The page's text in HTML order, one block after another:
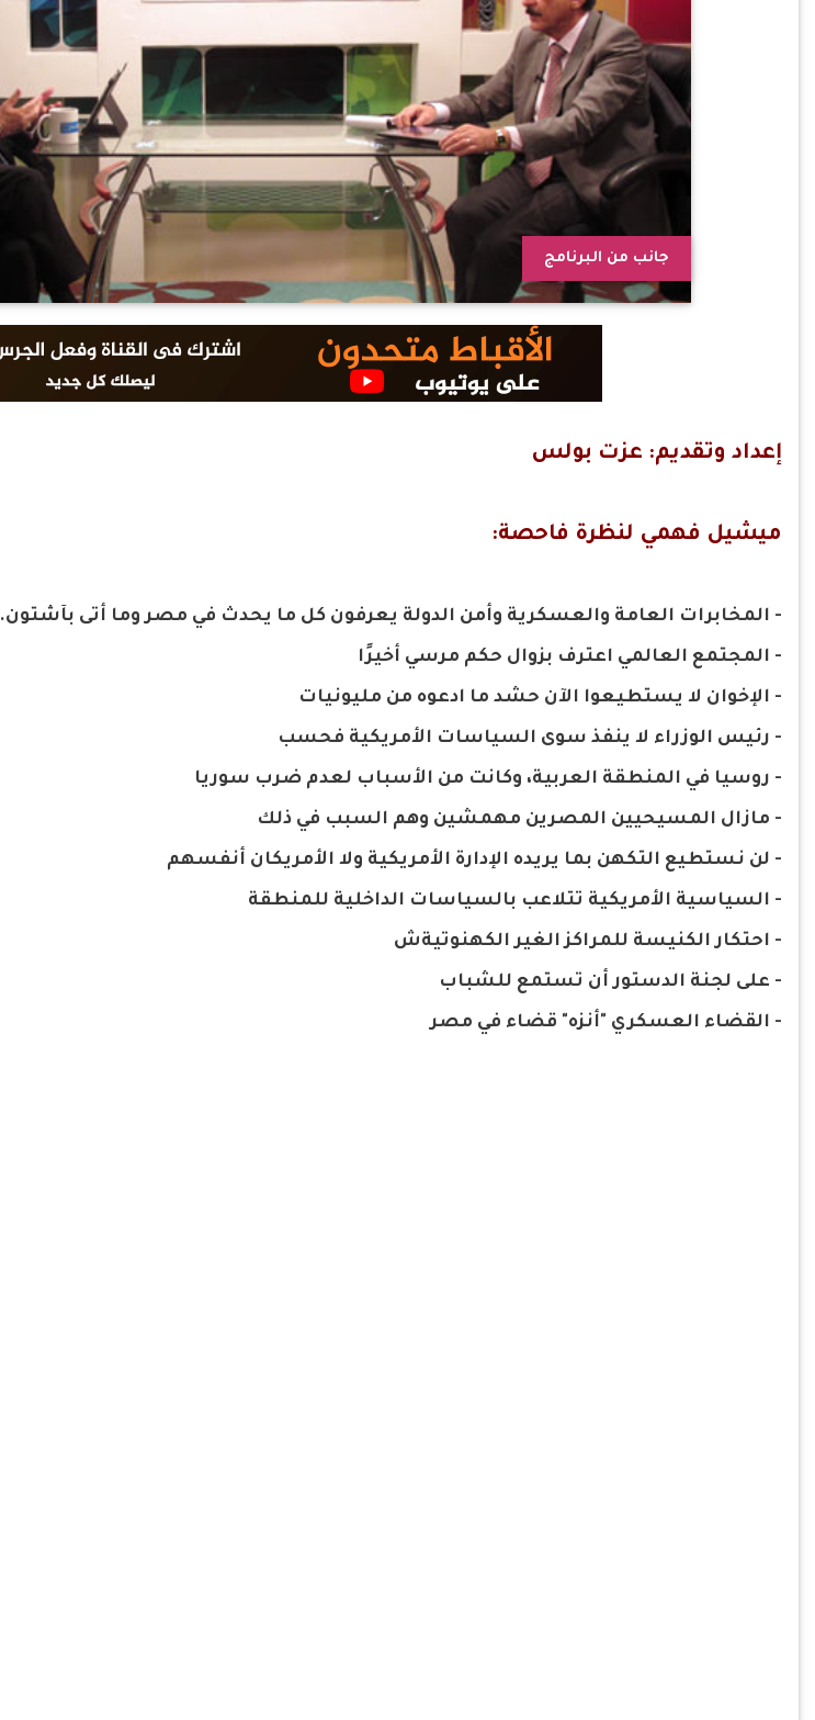
جانب من البرنامج
إعداد وتقديم: عزت بولس
ميشيل فهمي لنظرة فاحصة:
- المخابرات العامة والعسكرية وأمن الدولة يعرفون كل ما يحدث في مصر وما أتى بآشتون.
- المجتمع العالمي اعترف بزوال حكم مرسي أخيرًا
- الإخوان لا يستطيعوا الآن حشد ما ادعوه من مليونيات
- رئيس الوزراء لا ينفذ سوى السياسات الأمريكية فحسب
- روسيا في المنطقة العربية، وكانت من الأسباب لعدم ضرب سوريا
- مازال المسيحيين المصرين مهمشين وهم السبب في ذلك
- لن نستطيع التكهن بما يريده الإدارة الأمريكية ولا الأمريكان أنفسهم
- السياسية الأمريكية تتلاعب بالسياسات الداخلية للمنطقة
- احتكار الكنيسة للمراكز الغير الكهنوتيةش
- على لجنة الدستور أن تستمع للشباب
- القضاء العسكري "أنزه" قضاء في مصر